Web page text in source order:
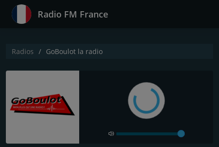
Radio FM France
Radios GoBoulot la radio